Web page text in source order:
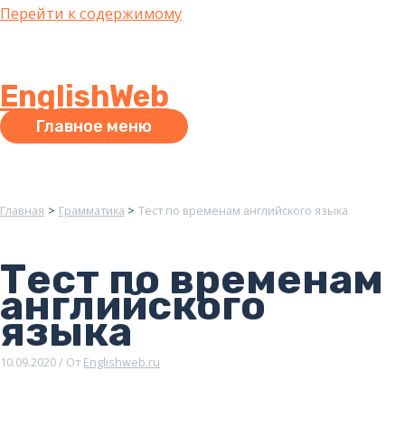
Перейти к содержимому
EnglishWeb
Главное меню
Главная Грамматика Тест по временам английского языка
Тест по временам
английского
языка
10.09.2020/ От Englishweb.ru